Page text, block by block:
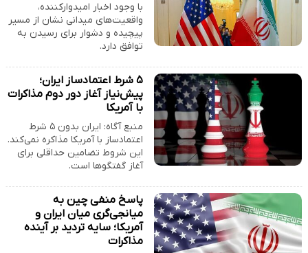
با وجود اخبار امیدوارکننده،
واقعیت‌های میدانی نشان از مسیر
پیچیده و دشوار برای رسیدن به
توافق دارد.
۵ شرط اعتمادساز ایران؛
پیش‌نیاز آغاز دور دوم مذاکرات
با آمریکا
منبع آگاه: ایران بدون ۵ شرط
اعتمادساز با آمریکا مذاکره نمی‌کند.
این شروط تضامین حداقلی برای
آغاز گفتگوها است.
پاسخ منفی چین به
میانجی‌گری میان ایران و
آمریکا؛ سایه تردید بر آینده
مذاکرات